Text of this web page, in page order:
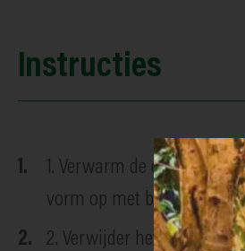
Instructies
1. Verwarm de oven voor
vorm op met bakbonen.
2. Verwijder het bakpapier